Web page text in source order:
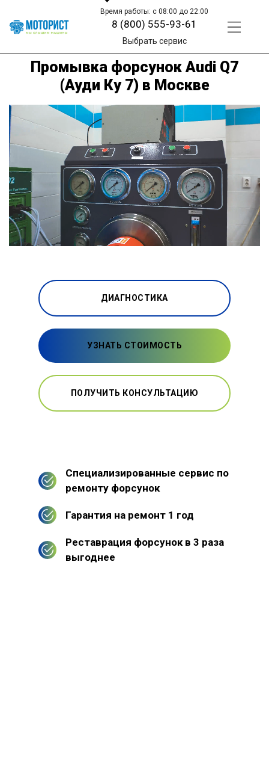
Время работы: с 08:00 до 22:00
8 (800) 555-93-61
Выбрать сервис
Промывка форсунок Audi Q7
(Ауди Ку 7) в Москве
ДИАГНОСТИКА
УЗНАТЬ СТОИМОСТЬ
ПОЛУЧИТЬ КОНСУЛЬТАЦИЮ
Специализированные сервис по
ремонту форсунок
Гарантия на ремонт 1 год
Реставрация форсунок в 3 раза
выгоднее